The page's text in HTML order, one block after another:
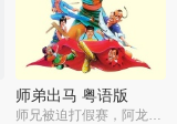
师弟出马 粤语版
师兄被迫打假赛，阿龙追查斗黑帮